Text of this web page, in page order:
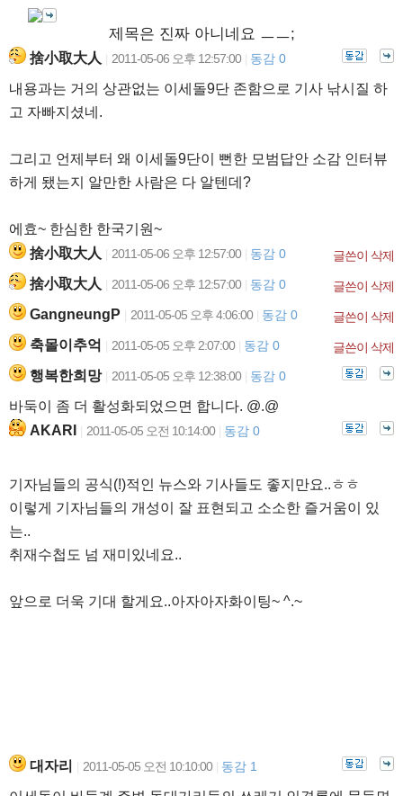
제목은 진짜 아니네요 ㅡㅡ;
捨小取大人 2011-05-06 오후 12:57:00 동감 0
내용과는 거의 상관없는 이세돌9단 존함으로 기사 낚시질 하
고 자빠지셨네.
그리고 언제부터 왜 이세돌9단이 뻔한 모범답안 소감 인터뷰
하게 됐는지 알만한 사람은 다 알텐데?
에효~ 한심한 한국기원~
捨小取大人
2011-05-06 오후 12:57:00 동감 0 글쓴이 삭제
捨小取大人 2011-05-06 오후 12:57:00 동감 0 글쓴이 삭제
GangneungP 2011-05-05 오후 4:06:00 동감 0 글쓴이 삭제
축몰이추억 2011-05-05 오후 2:07:00 동감 0 글쓴이 삭제
행복한희망 2011-05-05 오후 12:38:00 동감 0
바둑이 좀 더 활성화되었으면 합니다. @.@
AKARI
2011-05-05 오전 10:14:00 동감 0
기자님들의 공식(!)적인 뉴스와 기사들도 좋지만요..ㅎㅎ
이렇게 기자님들의 개성이 잘 표현되고 소소한 즐거움이 있
는..
취재수첩도 넘 재미있네요..
앞으로 더욱 기대 할게요..아자아자화이팅~ ^.~
대자리 2011-05-05 오전 10:10:00 동감 1